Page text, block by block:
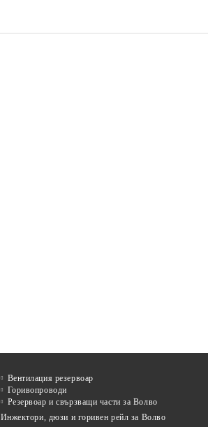
Вентилация резервоар
Горивопроводи
Резервоар и свързващи части за Волво
Инжектори, дюзи и горивен рейл за Волво